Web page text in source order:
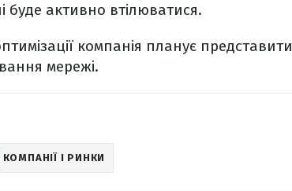
буде активно втілюватися.
компанія планує представити
мережі.
КОМПАНІЇ І РИНКИ